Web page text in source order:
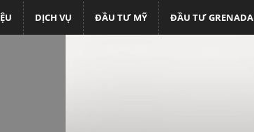
DỊCH VỤ ĐẦU TƯ MỸ ĐẦU TƯ GRENADA